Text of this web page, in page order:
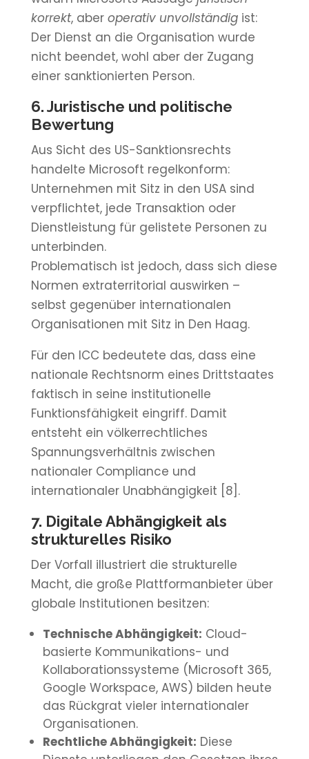
korrekt, aber operativ unvollständigist:
Der Dienst an die Organisation wurde
nicht beendet, wohl aber der Zugang
einer sanktionierten Person.
6. Juristische und politische
Bewertung
Aus Sicht des US-Sanktionsrechts
handelte Microsoft regelkonform:
Unternehmen mit Sitz in den USA sind
verpflichtet, jede Transaktion oder
Dienstleistung für gelistete Personen zu
unterbinden.
Problematisch ist jedoch, dass sich diese
Normen extraterritorial auswirken –
selbst gegenüber internationalen
Organisationen mit Sitz in Den Haag.
Für den ICC bedeutete das, dass eine
nationale Rechtsnorm eines Drittstaates
faktisch in seine institutionelle
Funktionsfähigkeit eingriff. Damit
entsteht ein völkerrechtliches
Spannungsverhältnis zwischen
nationaler Compliance und
internationaler Unabhängigkeit [8].
7. Digitale Abhängigkeit als
strukturelles Risiko
Der Vorfall illustriert die strukturelle
Macht, die große Plattformanbieter über
globale Institutionen besitzen:
Technische Abhängigkeit: Cloud-
basierte Kommunikations- und
Kollaborationssysteme (Microsoft 365,
Google Workspace, AWS) bilden heute
das Rückgrat vieler internationaler
Organisationen.
Rechtliche Abhängigkeit: Diese